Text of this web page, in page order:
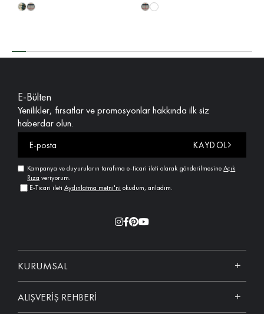
E-Bülten
Yenilikler, fırsatlar ve promosyonlar hakkında ilk siz
haberdar olun.
KAYDOL
Kampanya ve duyuruların tarafıma e-ticari ileti olarak gönderilmesineAçık
Rıza veriyorum.
E-Ticari ileti Aydınlatma metni'ni okudum, anladım.
KURUMSAL
ALIŞVERİŞ REHBERİ